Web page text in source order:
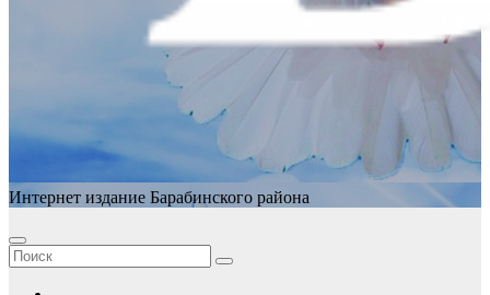
Интернет издание Барабинского района